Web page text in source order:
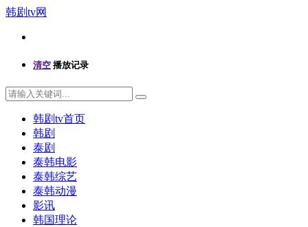
韩剧tv网
清空 播放记录
韩剧tv首页
韩剧
泰剧
泰韩电影
泰韩综艺
泰韩动漫
影讯
韩国理论